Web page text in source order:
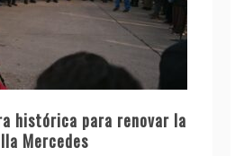
histórica para renovar la
Mercedes